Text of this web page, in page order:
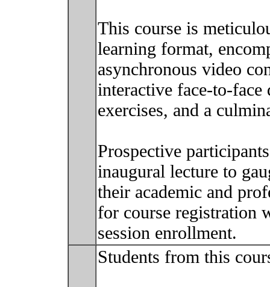
This course is
learning format,
asynchronous video
interactive face-to-
exercises, and a
Prospective
inaugural lecture to
their academic and
for course registration
session enrollment.
Students from this